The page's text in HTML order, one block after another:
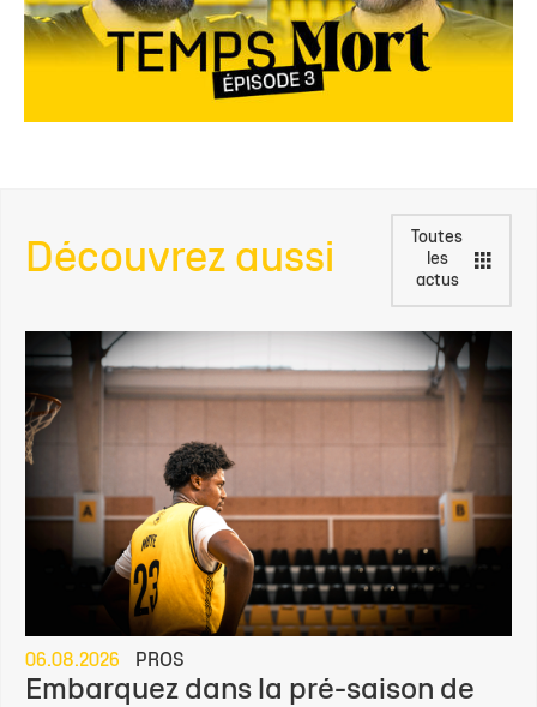
Découvrez aussi
Toutes
les
actus
06.08.2026 PROS
Embarquez dans la pré-saison de